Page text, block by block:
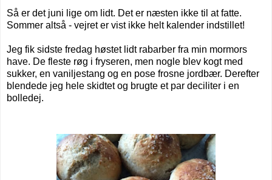
Så er det juni lige om lidt. Det er næsten ikke til at fatte.
Sommer altså - vejret er vist ikke helt kalender indstillet!
Jeg fik sidste fredag høstet lidt rabarber fra min mormors
have. De fleste røg i fryseren, men nogle blev kogt med
sukker, en vaniljestang og en pose frosne jordbær. Derefter
blendede jeg hele skidtet og brugte et par deciliter i en
bolledej.